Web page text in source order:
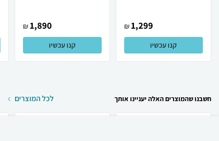
1,299
₪
קנו עכשיו
1,890
₪
קנו עכשיו
חשבנו שהמוצרים האלה יעניינו אותך לכל המוצרים